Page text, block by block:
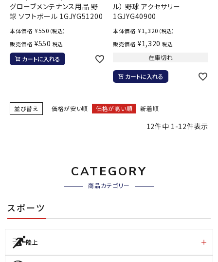
グローブメンテナンス用品 野
球 ソフトボール 1GJYG51200
本体価格 ¥550 （税込）
販売価格 ¥550 税込
カートに入れる
ル） 野球 アクセサリー
1GJYG40900
本体価格 ¥1,320 （税込）
販売価格 ¥1,320 税込
在庫切れ
カートに入れる
並び替え 価格が安い順 価格が高い順 新着順
12件中 1-12件表示
CATEGORY
商品カテゴリー
スポーツ
陸上